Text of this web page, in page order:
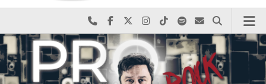
Najlepiej po prostu do nas zadzwoń
Odwiedź nas na Facebook-u
Odwiedź nas na X
Odwiedź nas na Instagram-ie
Odwiedź nas na TikTok-u
Szukaj nas na Spotify
Wyślij do nas
Szukaj